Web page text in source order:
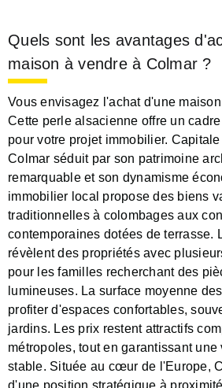
Quels sont les avantages
maison à vendre à Colmar ?
Vous envisagez l'achat d'une
Cette perle alsacienne offre un
pour votre projet immobilier.
Colmar séduit par son patrimoine
remarquable et son dynamisme
immobilier local propose des biens
traditionnelles à colombages aux
contemporaines dotées de terrasse.
révèlent des propriétés avec
pour les familles recherchant des
lumineuses. La surface moyenne
profiter d'espaces confortables,
jardins. Les prix restent attractifs
métropoles, tout en garantissant
stable. Située au cœur de l'Europe,